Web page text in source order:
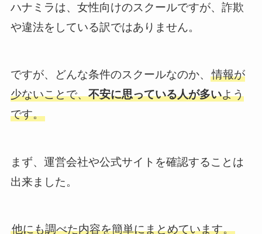
ハナミラは、女性向けのスクールですが、詐欺
や違法をしている訳ではありません。
ですが、どんな条件のスクールなのか、 情報が
少ないことで、不安に思っている人が多いよう
です。
まず、運営会社や公式サイトを確認することは
出来ました。
他にも調べた内容を簡単にまとめています。